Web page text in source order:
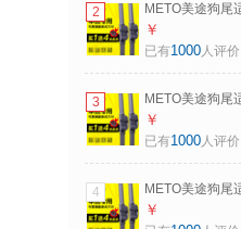
楼兰 一对装
2
METO美途狗尾
本田汽车无骨雨刮
器雅阁6代-10代/
雨刷条 其它车型
请联系客服咨询下
单 一对装
￥
已有1000人评价
3
METO美途狗尾
本田汽车无骨雨刮
器雅阁6代-10代/
雨刷条 2004-
年CR-V 一对装
￥
已有1000人评价
4
METO美途狗尾
本田汽车无骨雨刮
￥